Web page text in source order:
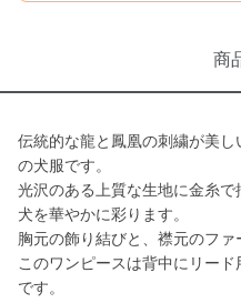
商
伝統的な龍と鳳凰の刺繍が美
の犬服です。
光沢のある上質な生地に金糸
犬を華やかに彩ります。
胸元の飾り結びと、襟元のファ
このワンピースは背中にリー
です。